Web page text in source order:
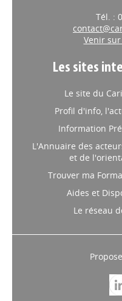
Tél. :
Venir
Les sites
Le site du
Profil d'info,
Information
L'Annuaire des
et de
Trouver ma
Aides et
Le réseau